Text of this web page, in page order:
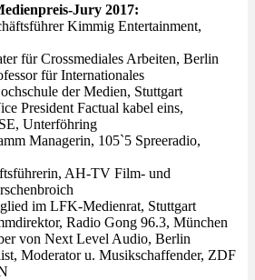
Jury 2017:
Kimmig Entertainment,
für Crossmediales Arbeiten, Berlin
für Internationales
der Medien, Stuttgart
President Factual kabel eins,
Unterföhring
Managerin, 105`5 Spreeradio,
AH-TV Film- und
im LFK-Medienrat, Stuttgart
Radio Gong 96.3, München
von Next Level Audio, Berlin
Moderator u. Musikschaffender, ZDF